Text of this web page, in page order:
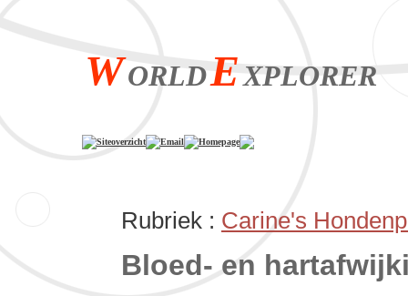
WORLDEXPLORER
Siteoverzicht Email Homepage
Rubriek : Carine's
Bloed- en